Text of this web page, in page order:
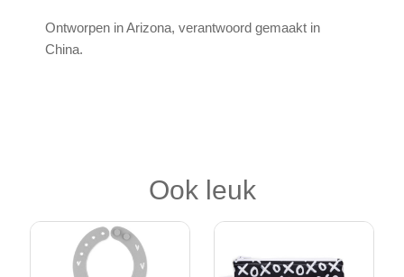
Ontworpen in Arizona, verantwoord gemaakt in
China.
Ook leuk